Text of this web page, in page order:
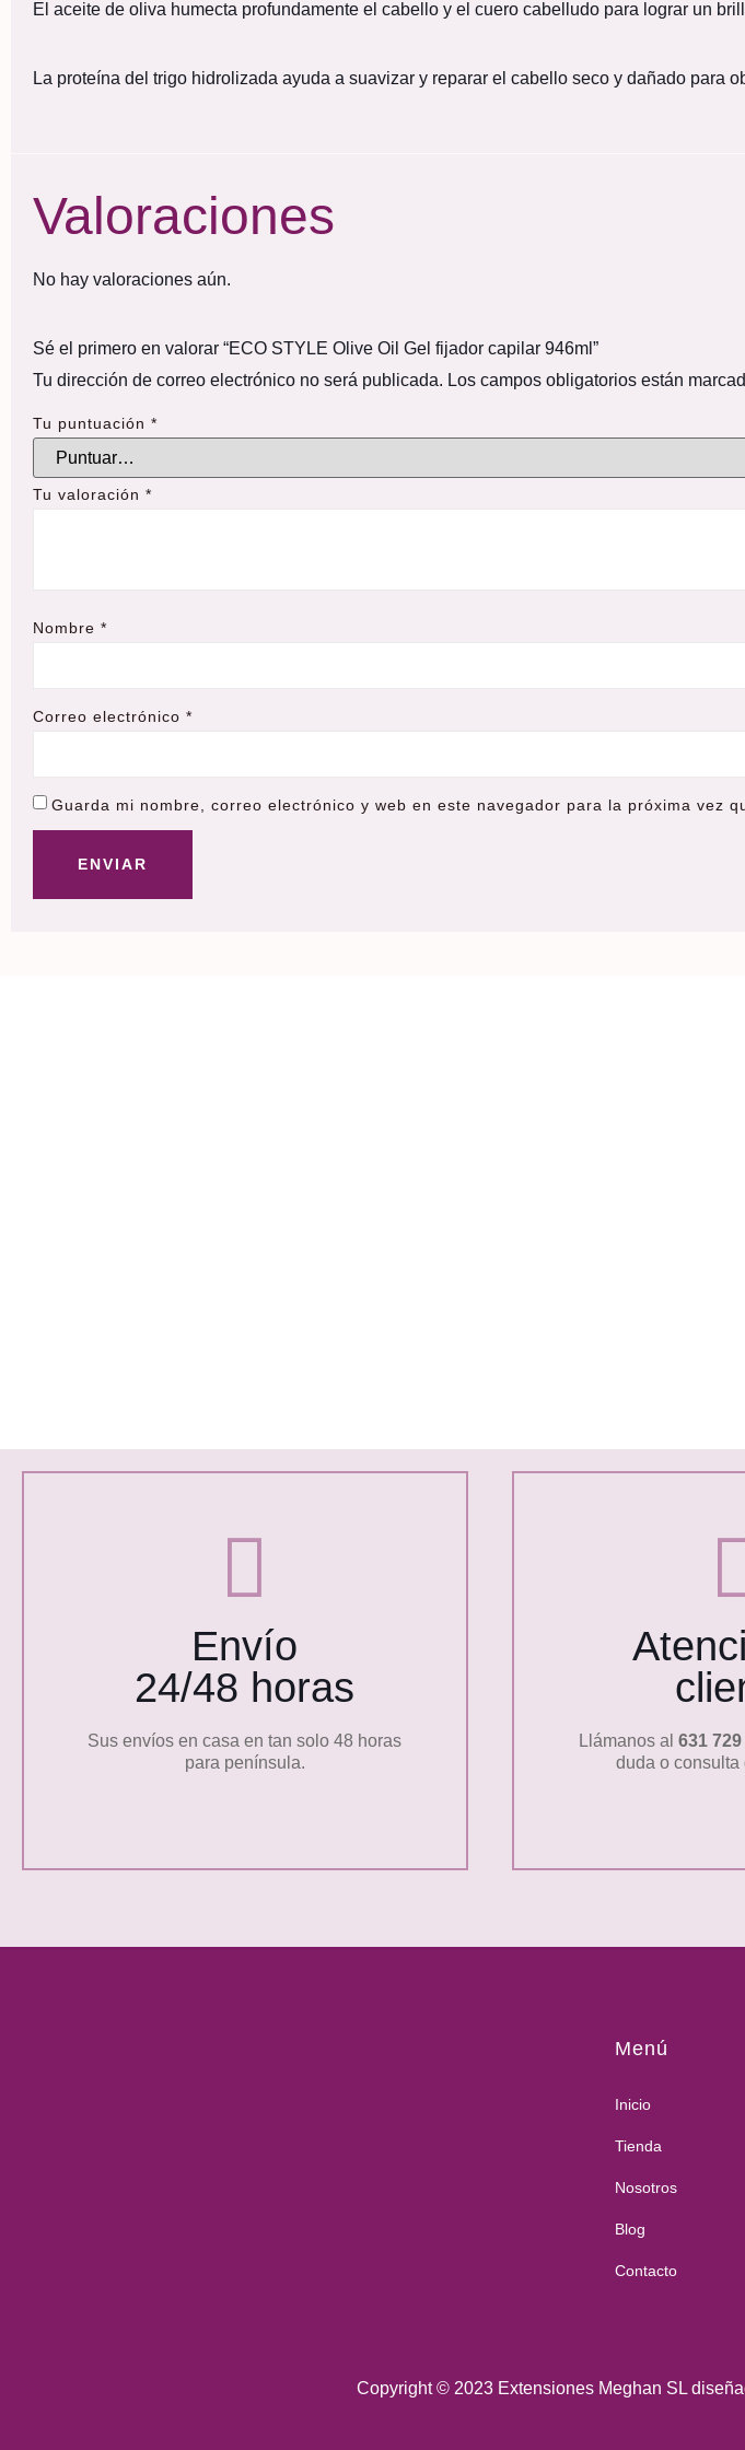
El aceite de oliva humecta profundamente el cabello y el cuero cabelludo para lograr un
La proteína del trigo hidrolizada ayuda a suavizar y reparar el cabello seco y dañado para
Valoraciones
No hay valoraciones aún.
Sé el primero en valorar “ECO STYLE Olive Oil Gel fijador capilar 946ml”
Tu dirección de correo electrónico no será publicada. Los campos obligatorios están
Tu puntuación *
Tu valoración *
Nombre *
Correo electrónico *
Guarda mi nombre, correo electrónico y web en este navegador para la próxima vez
Envío
24/48 horas
Sus envíos en casa en tan solo 48 horas
para península.
Llámanos al 631
duda o consulta
Menú
Inicio
Tienda
Nosotros
Blog
Contacto
Copyright © 2023 Extensiones Meghan SL